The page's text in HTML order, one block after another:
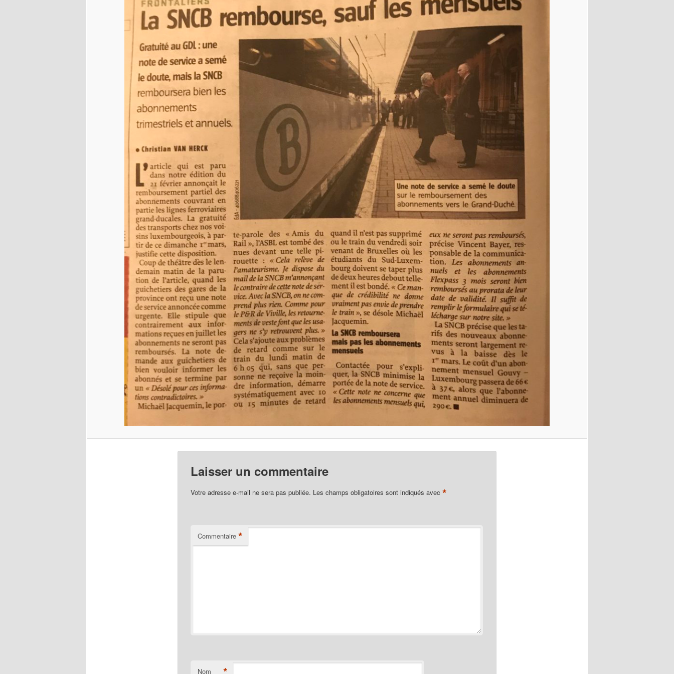
Laisser un commentaire
Votre adresse e-mail ne sera pas publiée. Les champs obligatoires sont indiqués avec *
Commentaire *
Nom